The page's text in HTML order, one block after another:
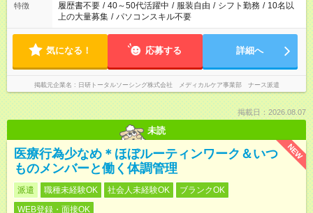
ません
特徴 履歴書不要 / 40～50代活躍中 / 服装自由 / シフト勤務 / 10名以
上の大量募集 / パソコンスキル不要
気になる！ 応募する 詳細へ
掲載元企業名 日研トータルソーシング株式会社 メディカルケア事業部 ナース派遣
掲載日：2026.08.07
未読
NEW
医療行為少なめ＊ほぼルーティンワーク＆いつ
ものメンバーと働く体調管理
派遣 職種未経験OK 社会人未経験OK
ブランクOK
WEB登録・面接OK